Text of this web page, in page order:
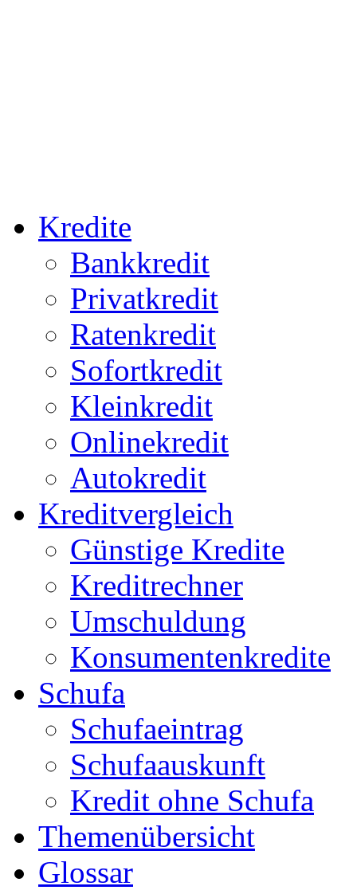
Kredite
Bankkredit
Privatkredit
Ratenkredit
Sofortkredit
Kleinkredit
Onlinekredit
Autokredit
Kreditvergleich
Günstige Kredite
Kreditrechner
Umschuldung
Konsumentenkredite
Schufa
Schufaeintrag
Schufaauskunft
Kredit ohne Schufa
Themenübersicht
Glossar